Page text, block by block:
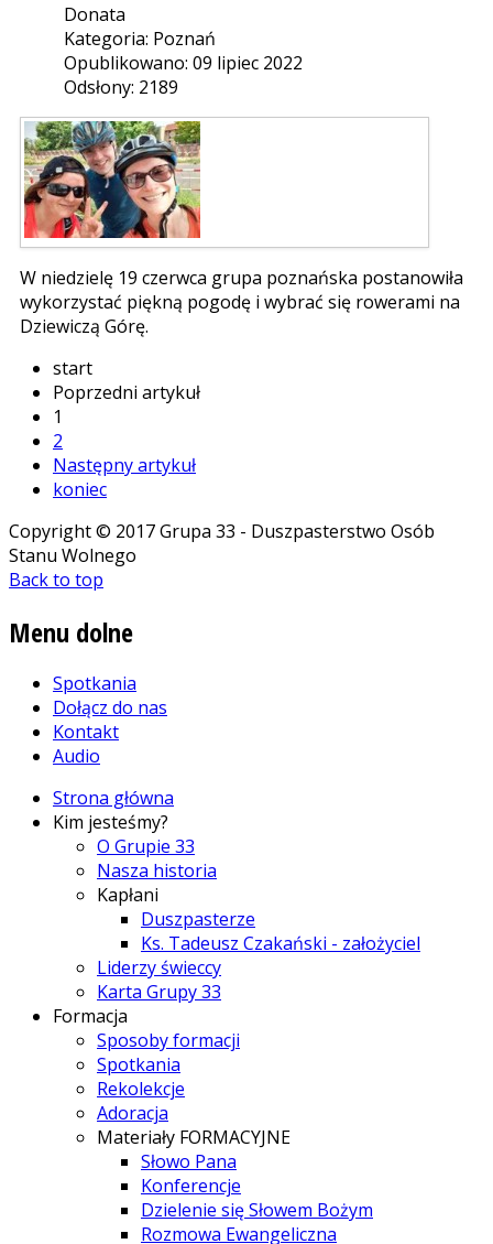
Donata
Kategoria: Poznań
Opublikowano: 09 lipiec 2022
Odsłony: 2189
W niedzielę 19 czerwca grupa poznańska postanowiła
wykorzystać piękną pogodę i wybrać się rowerami na
Dziewiczą Górę.
start
Poprzedni artykuł
1
2
Następny artykuł
koniec
Copyright © 2017 Grupa 33 - Duszpasterstwo Osób
Stanu Wolnego
Back to top
Menu dolne
Spotkania
Dołącz do nas
Kontakt
Audio
Strona główna
Kim jesteśmy?
O Grupie 33
Nasza historia
Kapłani
Duszpasterze
Ks. Tadeusz Czakański - założyciel
Liderzy świeccy
Karta Grupy 33
Formacja
Sposoby formacji
Spotkania
Rekolekcje
Adoracja
Materiały FORMACYJNE
Słowo Pana
Konferencje
Dzielenie się Słowem Bożym
Rozmowa Ewangeliczna